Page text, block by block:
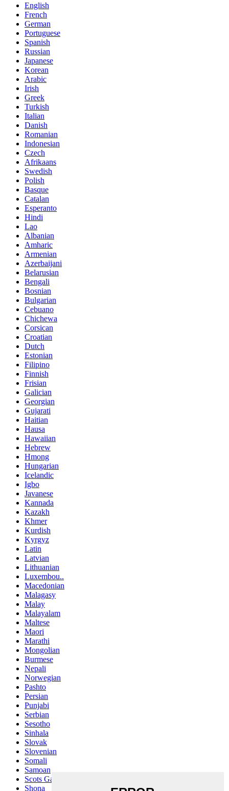
English
French
German
Portuguese
Spanish
Russian
Japanese
Korean
Arabic
Irish
Greek
Turkish
Italian
Danish
Romanian
Indonesian
Czech
Afrikaans
Swedish
Polish
Basque
Catalan
Esperanto
Hindi
Lao
Albanian
Amharic
Armenian
Azerbaijani
Belarusian
Bengali
Bosnian
Bulgarian
Cebuano
Chichewa
Corsican
Croatian
Dutch
Estonian
Filipino
Finnish
Frisian
Galician
Georgian
Gujarati
Haitian
Hausa
Hawaiian
Hebrew
Hmong
Hungarian
Icelandic
Igbo
Javanese
Kannada
Kazakh
Khmer
Kurdish
Kyrgyz
Latin
Latvian
Lithuanian
Luxembou..
Macedonian
Malagasy
Malay
Malayalam
Maltese
Maori
Marathi
Mongolian
Burmese
Nepali
Norwegian
Pashto
Persian
Punjabi
Serbian
Sesotho
Sinhala
Slovak
Slovenian
Somali
Samoan
Scots Gaelic
Shona